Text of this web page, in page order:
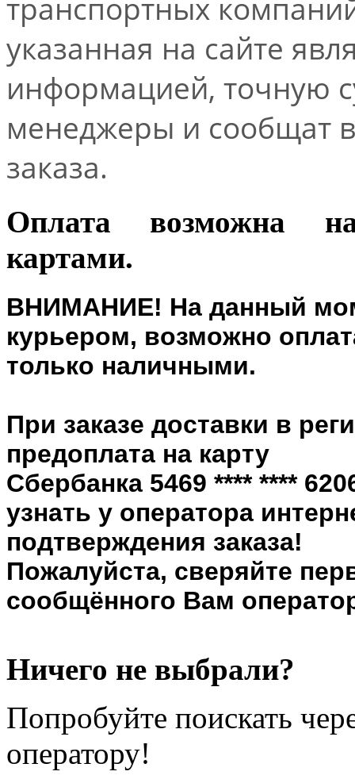
транспортных
указанная на сайте
информацией, точную
менеджеры и сообщат
заказа.
Оплата возможна
картами.
ВНИМАНИЕ! На данный
курьером, возможно
только наличными.
При заказе доставки в
предоплата на карту
Сбербанка 5469 **** ****
узнать у оператора
подтверждения заказа!
Пожалуйста, сверяйте
сообщённого Вам
Ничего не выбрали?
Попробуйте поискать
оператору!